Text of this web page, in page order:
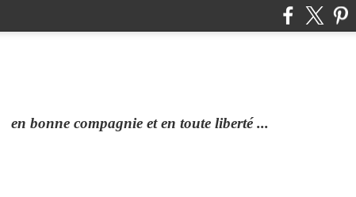
en bonne compagnie et en toute liberté ...